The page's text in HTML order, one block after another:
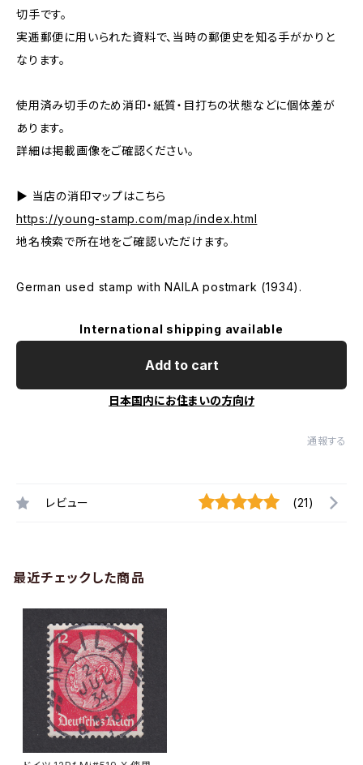
切手です。
実逓郵便に用いられた資料で、当時の郵便史を知る手がかりと
なります。
使用済み切手のため消印・紙質・目打ちの状態などに個体差が
あります。
詳細は掲載画像をご確認ください。
▶ 当店の消印マップはこちら
https://young-stamp.com/map/index.html
地名検索で所在地をご確認いただけます。
German used stamp with NAILA postmark (1934).
International shipping available
Add to cart
日本国内にお住まいの方向け
通報する
レビュー (21)
最近チェックした商品